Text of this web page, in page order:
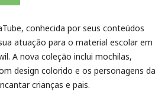
conhecida por seus conteúdos
atuação para o material escolar em
A nova coleção inclui mochilas,
design colorido e os personagens da
crianças e pais.